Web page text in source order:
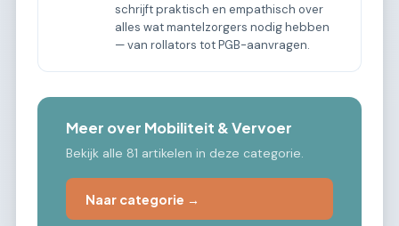
schrijft praktisch en empathisch over
alles wat mantelzorgers nodig hebben
— van rollators tot PGB-aanvragen.
Meer over Mobiliteit & Vervoer
Bekijk alle 81 artikelen in deze categorie.
Naar categorie →